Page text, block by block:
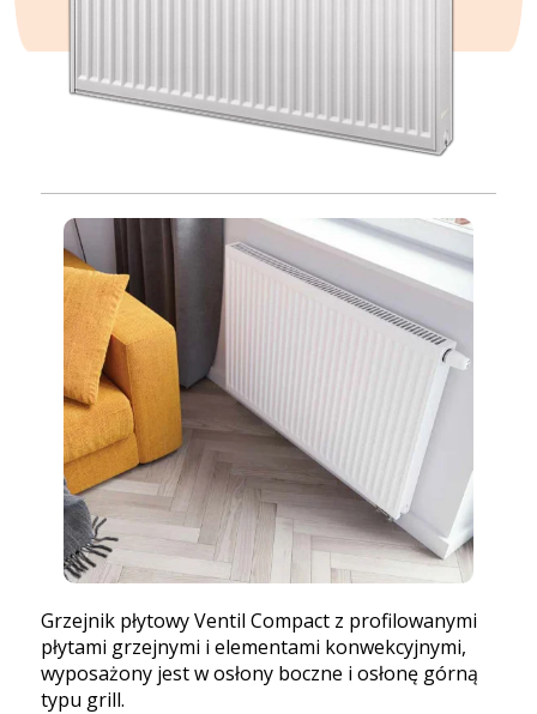
Grzejnik płytowy Ventil Compact z profilowanymi
płytami grzejnymi i elementami konwekcyjnymi,
wyposażony jest w osłony boczne i osłonę górną
typu grill.